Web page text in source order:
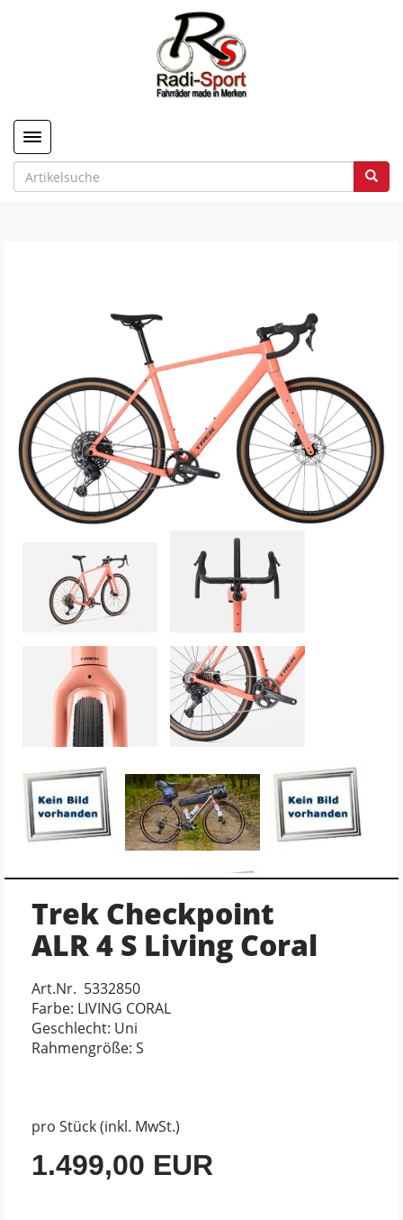
Toggle navigation
Trek Checkpoint
ALR 4 S Living Coral
Art.Nr. 5332850
Farbe: LIVING CORAL
Geschlecht: Uni
Rahmengröße: S
pro Stück (inkl. MwSt.)
1.499,00 EUR